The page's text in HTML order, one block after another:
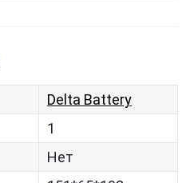
Delta Battery
1
Нет